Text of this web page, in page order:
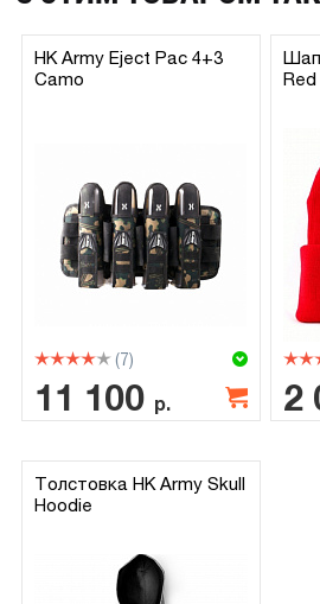
HK Army Eject Pac 4+3
Camo
(7)
11 100 р.
Red
2
Толстовка HK Army Skull
Hoodie